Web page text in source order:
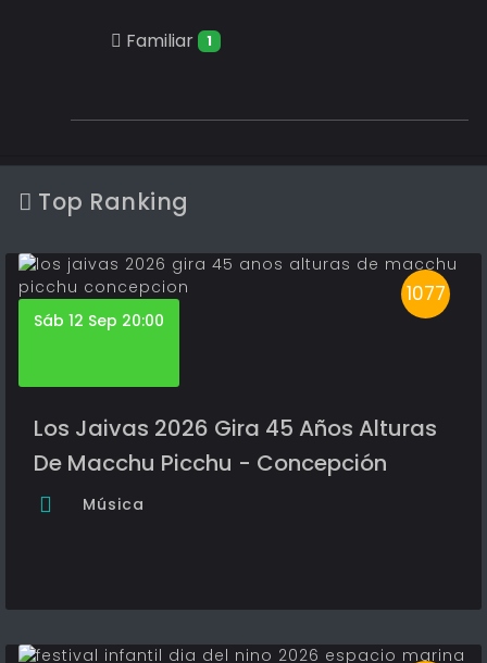
Familiar 1
Top Ranking
1077
Sáb 12 Sep 20:00
Los Jaivas 2026 Gira 45 Años Alturas
De Macchu Picchu - Concepción
Música